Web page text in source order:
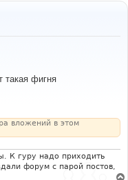
такая фигня
вложений в этом
К гуру надо приходить
форум с парой постов,